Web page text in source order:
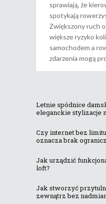
sprawiają, że
spotykają
Zwiększony ruch
większe ryzyko
samochodem a
zdarzenia mogą
Letnie spódnice
eleganckie stylizacje
Czy internet bez
oznacza brak
Jak urządzić
loft?
Jak stworzyć
zewnątrz bez